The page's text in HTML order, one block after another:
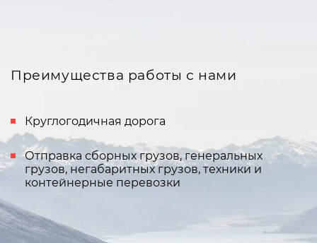
Преимущества работы с нами
Круглогодичная дорога
Отправка сборных грузов, генеральных
грузов, негабаритных грузов, техники и
контейнерные перевозки